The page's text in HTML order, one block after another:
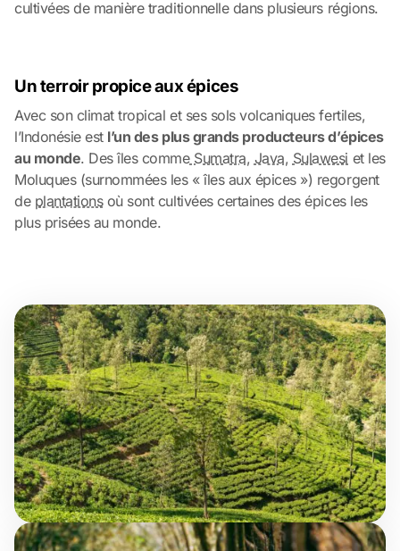
cultivées de manière traditionnelle dans plusieurs régions.
Un terroir propice aux épices
Avec son climat tropical et ses sols volcaniques fertiles,
l’Indonésie est l’un des plus grands producteurs d’épices
au monde. Des îles commeSumatra, Java, Sulawesi et les
Moluques (surnommées les « îles aux épices ») regorgent
de plantationsoù sont cultivées certaines des épices les
plus prisées au monde.